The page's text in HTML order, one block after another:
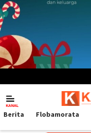
Mobile
Berita Flobamorata